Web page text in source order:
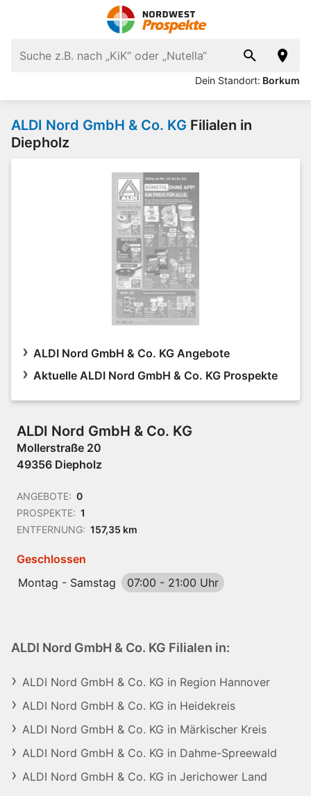
Dein Standort: Borkum
ALDI Nord GmbH & Co. KG Filialen in
Diepholz
ALDI Nord GmbH & Co. KG Angebote
Aktuelle ALDI Nord GmbH & Co. KG Prospekte
ALDI Nord GmbH & Co. KG
Mollerstraße 20
49356 Diepholz
ANGEBOTE: 0
PROSPEKTE: 1
ENTFERNUNG: 157,35 km
Geschlossen
Montag - Samstag
07:00 - 21:00 Uhr
ALDI Nord GmbH & Co. KG Filialen in:
ALDI Nord GmbH & Co. KG in Region Hannover
ALDI Nord GmbH & Co. KG in Heidekreis
ALDI Nord GmbH & Co. KG in Märkischer Kreis
ALDI Nord GmbH & Co. KG in Dahme-Spreewald
ALDI Nord GmbH & Co. KG in Jerichower Land